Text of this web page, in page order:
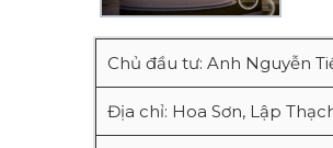
Chủ đầu tư: Anh Nguyễn
Địa chỉ: Hoa Sơn, Lập